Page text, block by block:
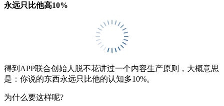
永远只比他高10%
得到APP联合创始人脱不花讲过一个内容生产原则，大概意思
是：你说的东西永远只比他的认知多10%。
为什么要这样呢?